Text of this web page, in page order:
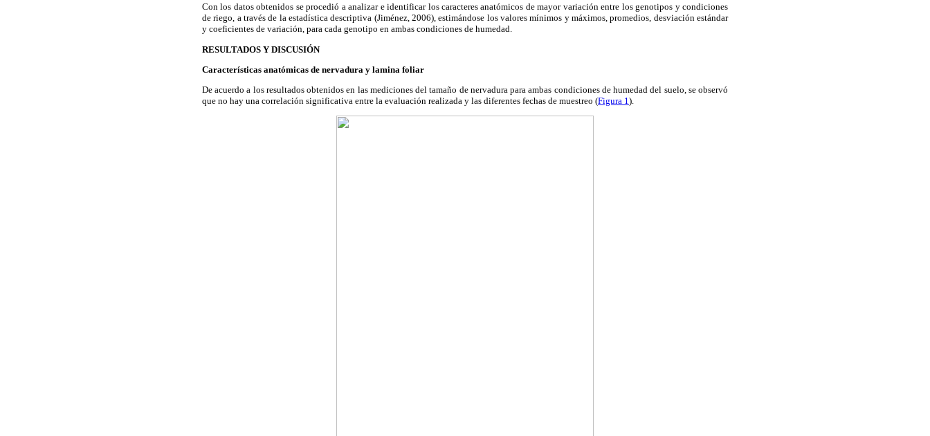
Con los datos obtenidos se procedió a analizar e identificar los caracteres anatómicos de mayor variación entre los genotipos y condiciones
de riego, a través de la estadística descriptiva (Jiménez, 2006), estimándose los valores mínimos y máximos, promedios, desviación estándar
y coeficientes de variación, para cada genotipo en ambas condiciones de humedad.
RESULTADOS Y DISCUSIÓN
Características anatómicas de nervadura y lamina foliar
De acuerdo a los resultados obtenidos en las mediciones del tamaño de nervadura para ambas condiciones de humedad del suelo, se observó
que no hay una correlación significativa entre la evaluación realizada y las diferentes fechas de muestreo (Figura 1 ).